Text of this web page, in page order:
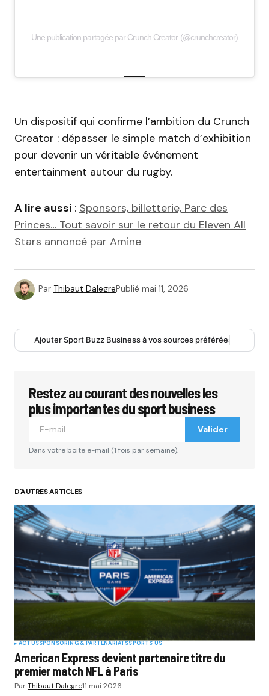
Une publication partagée par Crunch Creator (@crunchcreator)
Un dispositif qui confirme l’ambition du Crunch
Creator : dépasser le simple match d’exhibition
pour devenir un véritable événement
entertainment autour du rugby.
A lire aussi : Sponsors, billetterie, Parc des
Princes… Tout savoir sur le retour du Eleven All
Stars annoncé par Amine
Par Thibaut DalegrePublié mai 11, 2026
Ajouter Sport Buzz Business à vos sources préférées
Restez au courant des nouvelles les
plus importantes du sport business
Valider
Dans votre boite e-mail (1 fois par semaine).
D'AUTRES ARTICLES
ACTUSSPONSORING & PARTENARIATSSPORTS US
American Express devient partenaire titre du
premier match NFL à Paris
ParThibaut Dalegre11 mai 2026